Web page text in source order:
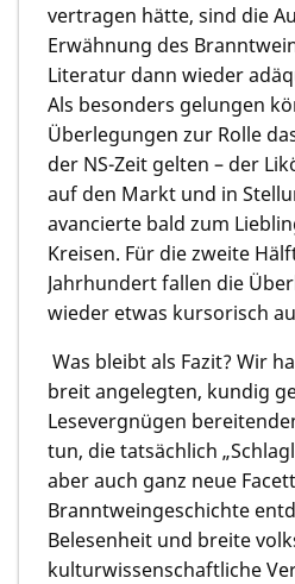
vertragen hätte, sind die
Erwähnung des
Literatur dann wieder
Als besonders gelungen
Überlegungen zur Rolle
der NS-Zeit gelten – der
auf den Markt und in
avancierte bald zum
Kreisen. Für die zweite
Jahrhundert fallen die
wieder etwas kursorisch
Was bleibt als Fazit? Wir
breit angelegten, kundig
Lesevergnügen
tun, die tatsächlich
aber auch ganz neue
Branntweingeschichte
Belesenheit und breite
kulturwissenschaftliche